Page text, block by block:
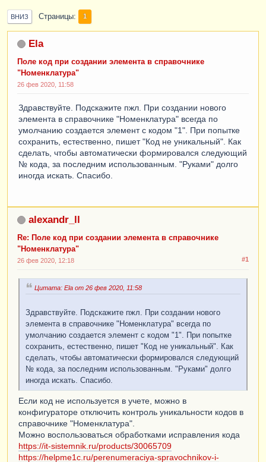
ВНИЗ Страницы 1
Ela
Поле код при создании элемента в справочнике
"Номенклатура"
26 фев 2020, 11:58
Здравствуйте. Подскажите пжл. При создании нового
элемента в справочнике "Номенклатура" всегда по
умолчанию создается элемент с кодом "1". При попытке
сохранить, естественно, пишет "Код не уникальный". Как
сделать, чтобы автоматически формировался следующий
№ кода, за последним использованным. "Руками" долго
иногда искать. Спасибо.
alexandr_ll
Re: Поле код при создании элемента в справочнике
"Номенклатура"
#1
26 фев 2020, 12:18
Цитата: Ela от 26 фев 2020, 11:58
Здравствуйте. Подскажите пжл. При создании нового
элемента в справочнике "Номенклатура" всегда по
умолчанию создается элемент с кодом "1". При попытке
сохранить, естественно, пишет "Код не уникальный". Как
сделать, чтобы автоматически формировался следующий
№ кода, за последним использованным. "Руками" долго
иногда искать. Спасибо.
Если код не используется в учете, можно в
конфигураторе отключить контроль уникальности кодов в
справочнике "Номенклатура".
Можно воспользоваться обработками исправления кода
https://it-sistemnik.ru/products/30065709
https://helpme1c.ru/perenumeraciya-spravochnikov-i-